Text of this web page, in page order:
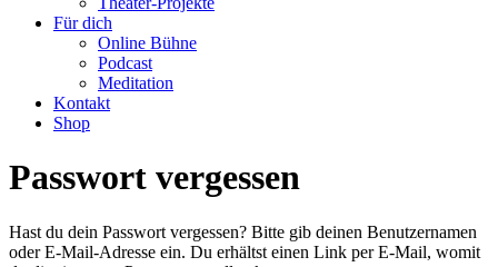
Für dich
Online Bühne
Podcast
Meditation
Kontakt
Shop
Passwort vergessen
Hast du dein Passwort vergessen? Bitte gib deinen Benutzernamen
oder E-Mail-Adresse ein. Du erhältst einen Link per E-Mail, womit